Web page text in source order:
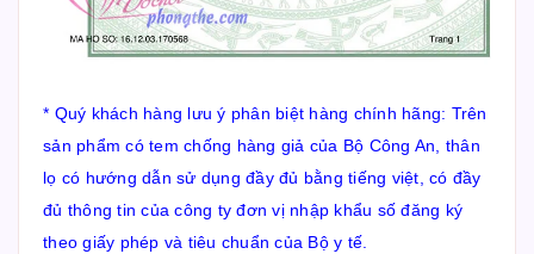
* Quý khách hàng lưu ý phân biệt hàng chính hãng: Trên
sản phẩm có tem chống hàng giả của Bộ Công An, thân
lọ có hướng dẫn sử dụng đầy đủ bằng tiếng việt, có đầy
đủ thông tin của công ty đơn vị nhập khẩu số đăng ký
theo giấy phép và tiêu chuẩn của Bộ y tế.